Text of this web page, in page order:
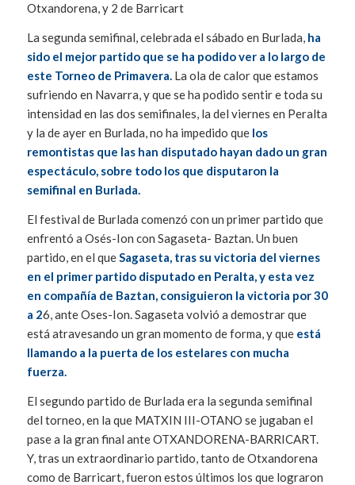
Otxandorena, y 2 de Barricart
La segunda semifinal, celebrada el sábado en Burlada, ha
sido el mejor partido que se ha podido ver a lo largo de
este Torneo de Primavera. La ola de calor que estamos
sufriendo en Navarra, y que se ha podido sentir e toda su
intensidad en las dos semifinales, la del viernes en Peralta
y la de ayer en Burlada, no ha impedido quelos
remontistas que las han disputado hayan dado un gran
espectáculo, sobre todo los que disputaron la
semifinal en Burlada.
El festival de Burlada comenzó con un primer partido que
enfrentó a Osés-Ion con Sagaseta- Baztan. Un buen
partido, en el queSagaseta, tras su victoria del viernes
en el primer partido disputado en Peralta, y esta vez
en compañía de Baztan, consiguieron la victoria por 30
a 26, ante Oses-Ion. Sagaseta volvió a demostrar que
está atravesando un gran momento de forma, y que está
llamando a la puerta de los estelares con mucha
fuerza.
El segundo partido de Burlada era la segunda semifinal
del torneo, en la que MATXIN III-OTANO se jugaban el
pase a la gran final ante OTXANDORENA-BARRICART.
Y, tras un extraordinario partido, tanto de Otxandorena
como de Barricart, fueron estos últimos los que lograron